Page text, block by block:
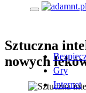
Skip to content
Gry
Internet
Sztuczna
nowych